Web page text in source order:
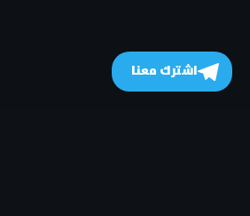
اشترك معنا